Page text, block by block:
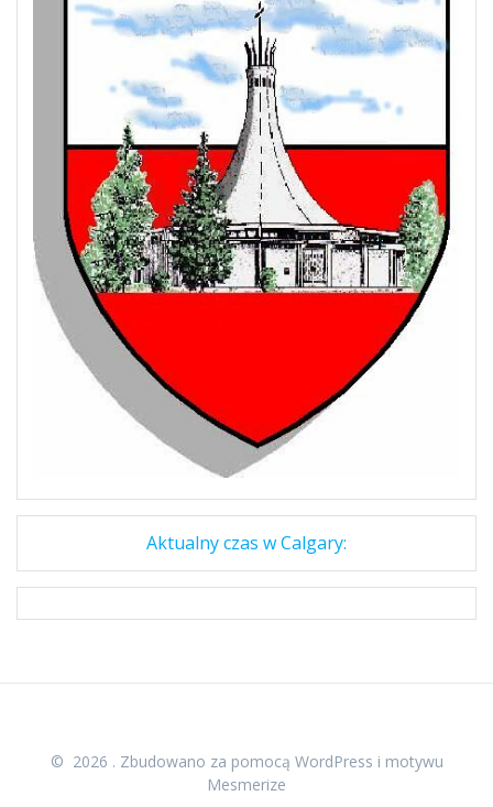
Aktualny czas w Calgary:
© 2026 . Zbudowano za pomocą WordPress i motywu
Mesmerize